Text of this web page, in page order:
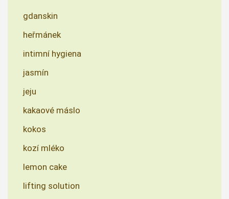
gdanskin
heřmánek
intimní hygiena
jasmín
jeju
kakaové máslo
kokos
kozí mléko
lemon cake
lifting solution